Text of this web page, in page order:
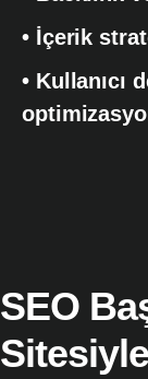
• İçerik
• Kullanıcı
SEO